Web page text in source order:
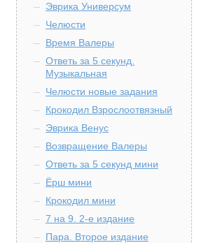
Эврика Универсум
Челюсти
Время Валеры
Ответь за 5 секунд.
Музыкальная
Челюсти новые задания
Крокодил Взрослоотвязный
Эврика Венус
Возвращение Валеры
Ответь за 5 секунд мини
Ёрш мини
Крокодил мини
7 на 9. 2-е издание
Пара. Второе издание